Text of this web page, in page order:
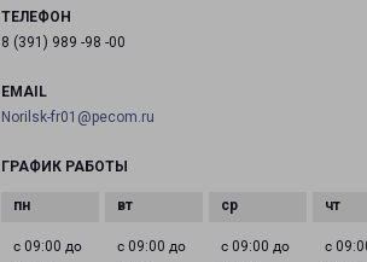
ТЕЛЕФОН
8 (391) 989 -98 -00
EMAIL
Norilsk-fr01@pecom.ru
ГРАФИК РАБОТЫ
с 09:00 до
с 09:00 до
с 09:00 до
с